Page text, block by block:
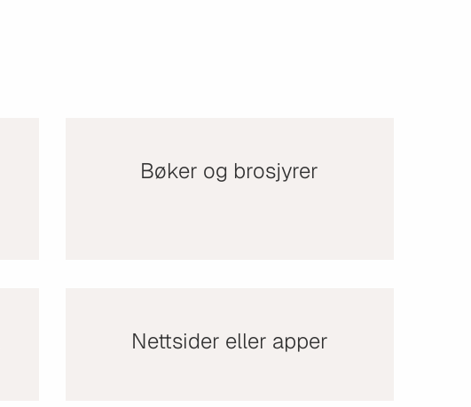
Bøker og brosjyrer
Nettsider eller apper